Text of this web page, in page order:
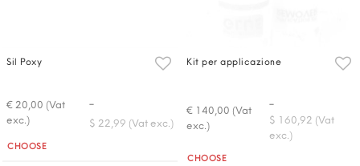
Sil Poxy
€ 20,00 (Vat
exc.)
-
$ 22,99 (Vat exc.)
Quantità
CHOOSE
Kit per applicazione
€ 140,00 (Vat
exc.)
-
$ 160,92 (Vat
exc.)
Quantità
CHOOSE